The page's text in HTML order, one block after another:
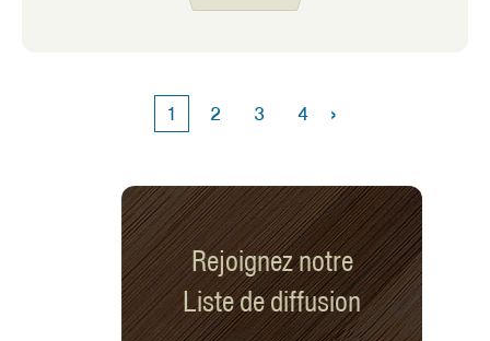
1 2 3 4 ›
Rejoignez notre
Liste de diffusion